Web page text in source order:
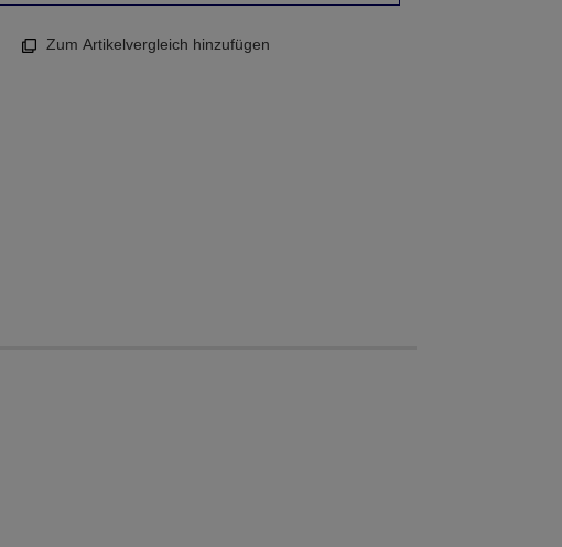
Zum Artikelvergleich hinzufügen